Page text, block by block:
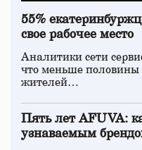
55%
свое рабочее место
Аналитики сети
что меньше
жителей…
Пять лет AFUVA:
узнаваемым